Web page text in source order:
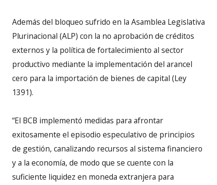
Además del bloqueo sufrido en la Asamblea Legislativa
Plurinacional (ALP) con la no aprobación de créditos
externos y la política de fortalecimiento al sector
productivo mediante la implementación del arancel
cero para la importación de bienes de capital (Ley
1391).
“El BCB implementó medidas para afrontar
exitosamente el episodio especulativo de principios
de gestión, canalizando recursos al sistema financiero
y a la economía, de modo que se cuente con la
suficiente liquidez en moneda extranjera para